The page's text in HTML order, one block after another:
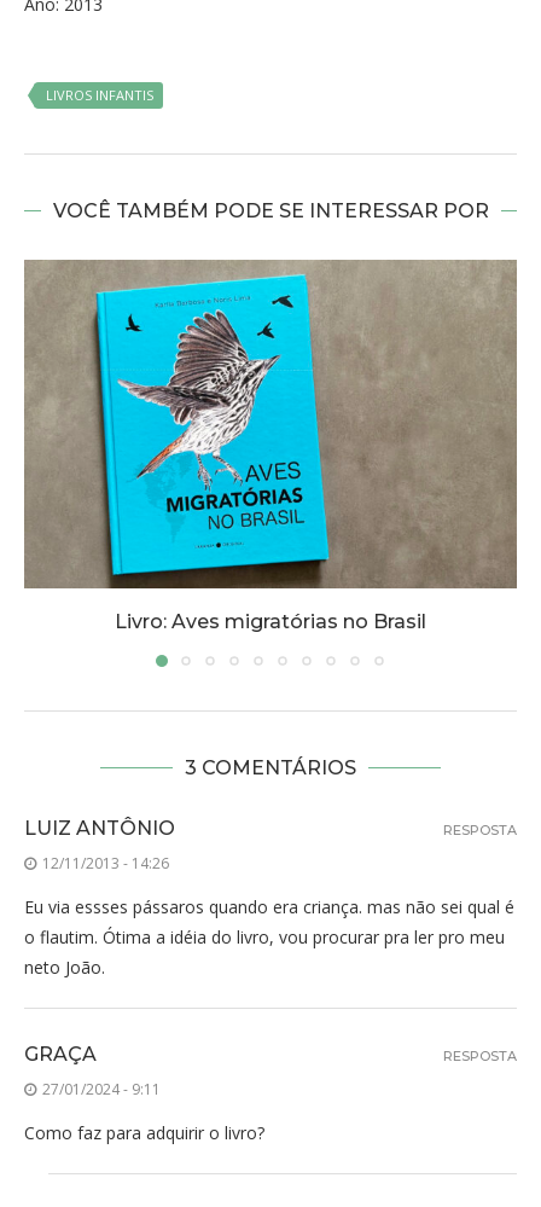
LIVROS INFANTIS
VOCÊ TAMBÉM PODE SE INTERESSAR POR
Livro: A sabedoria das corujas
3 COMENTÁRIOS
LUIZ ANTÔNIO
12/11/2013 - 14:26
Eu via essses pássaros quando era criança. mas não sei qual é
o flautim. Ótima a idéia do livro, vou procurar pra ler pro meu
neto João.
RESPOSTA
GRAÇA
27/01/2024 - 9:11
Como faz para adquirir o livro?
RESPOSTA